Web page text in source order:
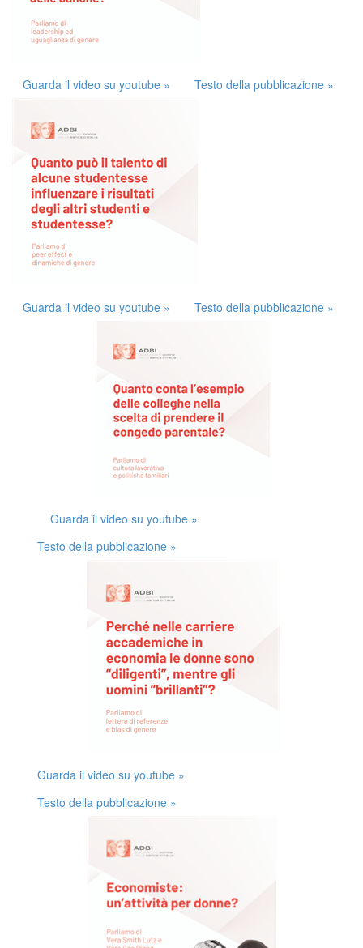
Guarda il video su youtube » Testo della pubblicazione »
Guarda il video su youtube » Testo della pubblicazione »
Guarda il video su youtube »
Testo della pubblicazione »
Guarda il video su youtube »
Testo della pubblicazione »